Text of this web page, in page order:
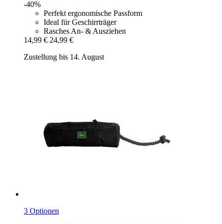
-40%
Perfekt ergonomische Passform
Ideal für Geschirrträger
Rasches An- & Ausziehen
14,99 € 24,99 €
Zustellung bis 14. August
3 Optionen